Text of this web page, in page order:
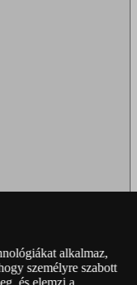
alkalmaz,
személyre szabott
és elemzi a